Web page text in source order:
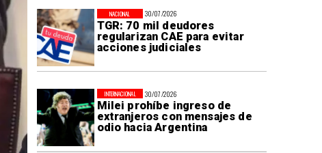
30/07/2026
TGR: 70 mil deudores
regularizan CAE para evitar
acciones judiciales
NACIONAL
30/07/2026
Milei prohíbe ingreso de
extranjeros con mensajes de
odio hacia Argentina
INTERNACIONAL